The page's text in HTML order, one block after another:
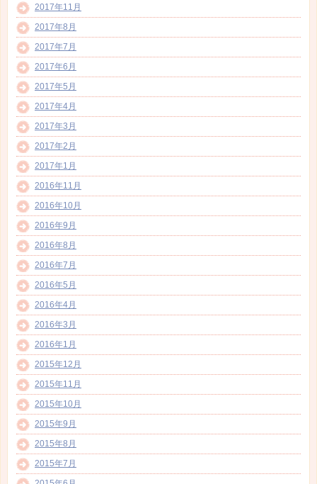
2017年11月
2017年8月
2017年7月
2017年6月
2017年5月
2017年4月
2017年3月
2017年2月
2017年1月
2016年11月
2016年10月
2016年9月
2016年8月
2016年7月
2016年5月
2016年4月
2016年3月
2016年1月
2015年12月
2015年11月
2015年10月
2015年9月
2015年8月
2015年7月